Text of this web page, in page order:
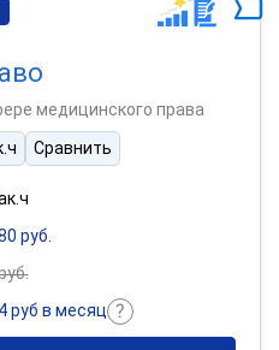
медицинского права
Сравнить
руб.
руб в месяц